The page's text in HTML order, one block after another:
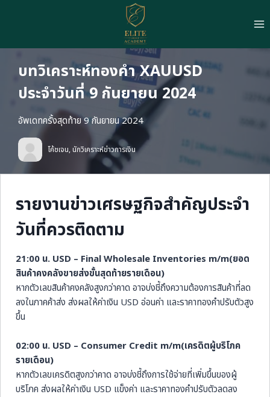
บทวิเคราะห์ทองคำ XAUUSD
ประจำวันที่ 9 กันยายน 2024
อัพเดทครั้งสุดท้าย 9 กันยายน 2024
โค้ชเจน, นักวิเคราะห์ข่าวการเงิน
รายงานข่าวเศรษฐกิจสำคัญประจำ
วันที่ควรติดตาม
21:00 น. USD – Final Wholesale Inventories m/m(ยอด
สินค้าคงคลังขายส่งขั้นสุดท้ายรายเดือน)
หากตัวเลขสินค้าคงคลังสูงกว่าคาด อาจบ่งชี้ถึงความต้องการสินค้าที่ลด
ลงในภาคค้าส่ง ส่งผลให้ค่าเงิน USD อ่อนค่า และราคาทองคำปรับตัวสูง
ขึ้น
02:00 น. USD – Consumer Credit m/m(เครดิตผู้บริโภค
รายเดือน)
หากตัวเลขเครดิตสูงกว่าคาด อาจบ่งชี้ถึงการใช้จ่ายที่เพิ่มขึ้นของผู้
บริโภค ส่งผลให้ค่าเงิน USD แข็งค่า และราคาทองคำปรับตัวลดลง